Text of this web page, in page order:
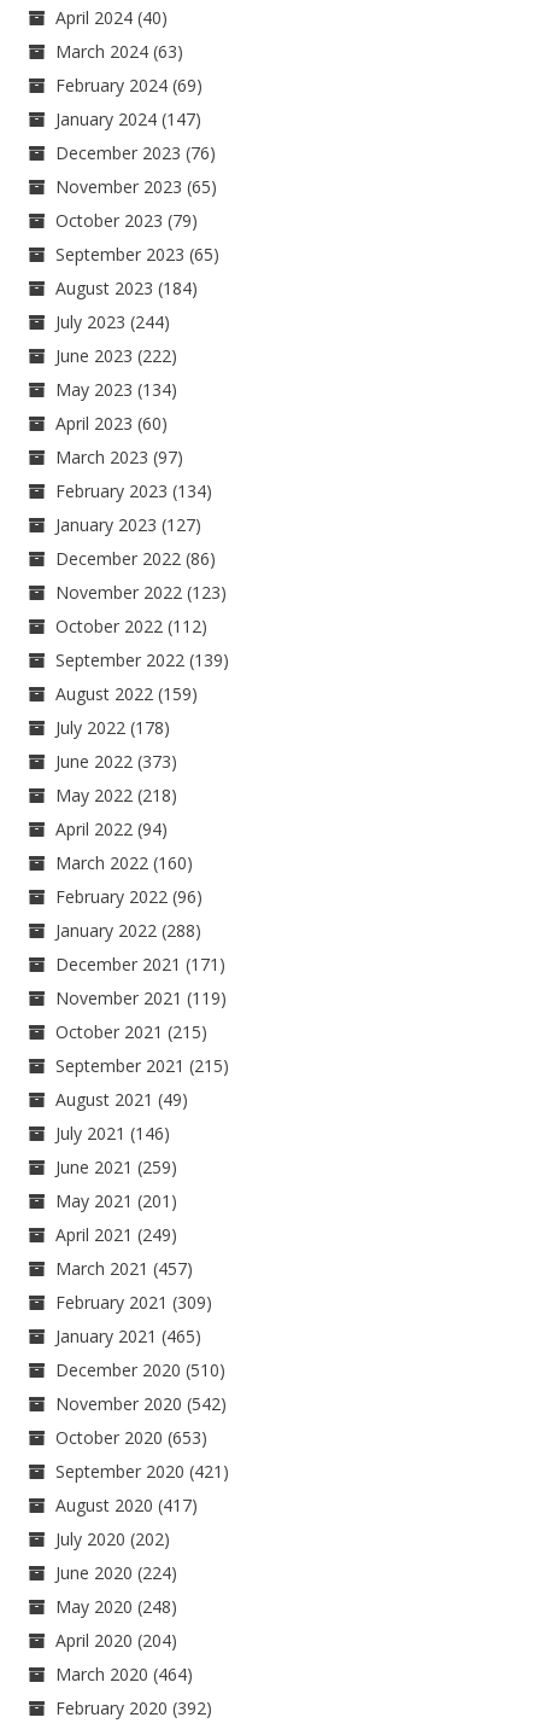
April 2024 (40)
March 2024 (63)
February 2024 (69)
January 2024 (147)
December 2023 (76)
November 2023 (65)
October 2023 (79)
September 2023 (65)
August 2023 (184)
July 2023 (244)
June 2023 (222)
May 2023 (134)
April 2023 (60)
March 2023 (97)
February 2023 (134)
January 2023 (127)
December 2022 (86)
November 2022 (123)
October 2022 (112)
September 2022 (139)
August 2022 (159)
July 2022 (178)
June 2022 (373)
May 2022 (218)
April 2022 (94)
March 2022 (160)
February 2022 (96)
January 2022 (288)
December 2021 (171)
November 2021 (119)
October 2021 (215)
September 2021 (215)
August 2021 (49)
July 2021 (146)
June 2021 (259)
May 2021 (201)
April 2021 (249)
March 2021 (457)
February 2021 (309)
January 2021 (465)
December 2020 (510)
November 2020 (542)
October 2020 (653)
September 2020 (421)
August 2020 (417)
July 2020 (202)
June 2020 (224)
May 2020 (248)
April 2020 (204)
March 2020 (464)
February 2020 (392)